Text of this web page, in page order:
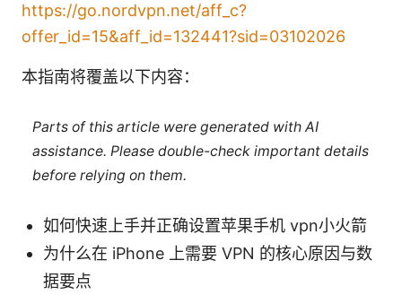
https://go.nordvpn.net/aff_c?
offer_id=15&aff_id=132441?sid=03102026
本指南将覆盖以下内容：
Parts of this article were generated with AI
assistance. Please double-check important details
before relying on them.
如何快速上手并正确设置苹果手机 vpn小火箭
为什么在 iPhone 上需要 VPN 的核心原因与数
据要点